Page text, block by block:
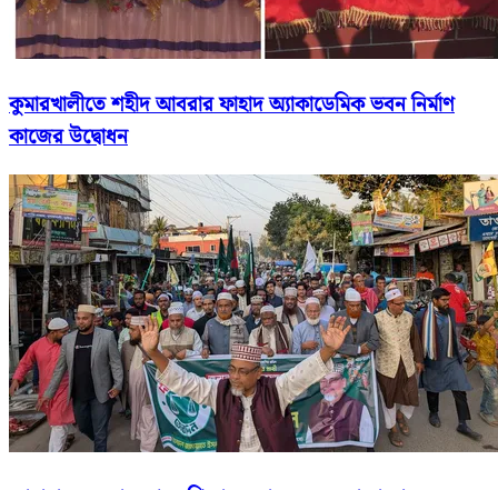
কুমারখালীতে শহীদ আবরার ফাহাদ অ্যাকাডেমিক ভবন নির্মাণ
কাজের উদ্বোধন